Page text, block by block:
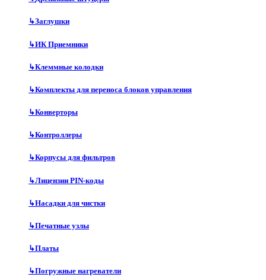
↳Заглушки
↳ИК Приемники
↳Клеммные колодки
↳Комплекты для переноса блоков управления
↳Конверторы
↳Контроллеры
↳Корпусы для фильтров
↳Лицензии PIN-коды
↳Насадки для чистки
↳Печатные узлы
↳Платы
↳Погружные нагреватели